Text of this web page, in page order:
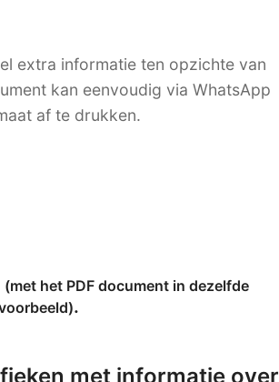
extra informatie ten opzichte van
kan eenvoudig via WhatsApp
af te drukken.
(met het PDF document in dezelfde
.
met informatie over